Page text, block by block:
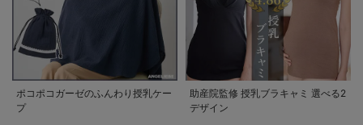
ポコポコガーゼのふんわり授乳ケー
プ
助産院監修 授乳ブラキャミ 選べる2
デザイン